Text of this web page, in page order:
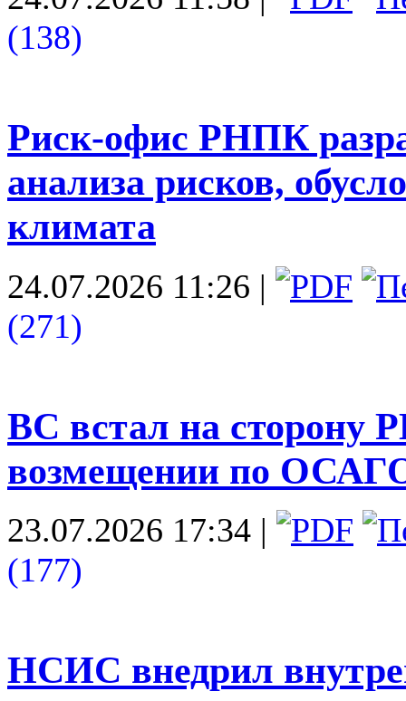
(138)
Риск-офис РНПК
анализа рисков,
климата
24.07.2026 11:26 |
(271)
ВС встал на сторону
возмещении по
23.07.2026 17:34 |
(177)
НСИС внедрил